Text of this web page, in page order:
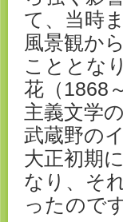
て、当時
風景観か
こととな
花（1868
主義文学
武蔵野の
大正初期
なり、そ
ったのです